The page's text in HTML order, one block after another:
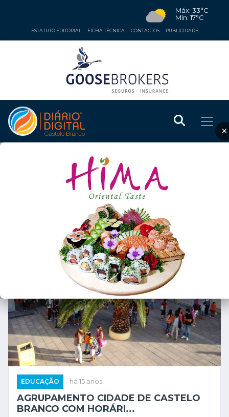
Máx: 33°C
Mín: 17°C
ESTATUTO EDITORIAL FICHA TÉCNICA CONTACTOS PUBLICIDADE
×
EDUCAÇÃO
EDUCAÇÃO há 15 anos
AGRUPAMENTO CIDADE DE CASTELO
BRANCO COM HORÁRI...